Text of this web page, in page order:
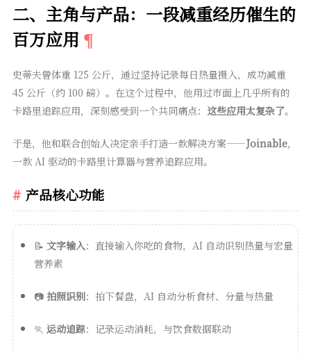
二、主角与产品：一段减重经历催生的
百万应用
史蒂夫曾体重 125 公斤，通过坚持记录每日热量摄入，成功减重
45 公斤（约 100 磅）。在这个过程中，他用过市面上几乎所有的
卡路里追踪应用，深刻感受到一个共同痛点： 这些应用太复杂了。
于是，他和联合创始人决定亲手打造一款解决方案——Joinable，
一款 AI 驱动的卡路里计算器与营养追踪应用。
产品核心功能
📝 文字输入：直接输入你吃的食物，AI 自动识别热量与宏量
营养素
📷 拍照识别：拍下餐盘，AI 自动分析食材、分量与热量
🏃 运动追踪：记录运动消耗，与饮食数据联动